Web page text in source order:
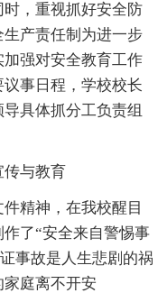
，重视抓好安全防
产责任制为进一步
强对安全教育工作
事日程，学校校长
具体抓分工负责组
与教育
精神，在我校醒目
了“安全来自警惕事
事故是人生悲剧的祸
庭离不开安